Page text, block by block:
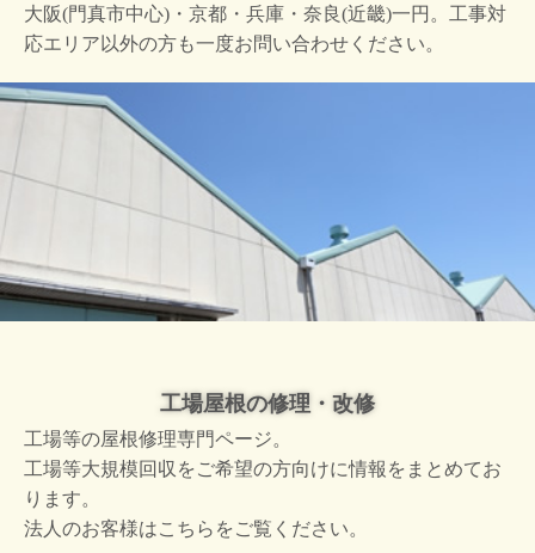
大阪(門真市中心)・京都・兵庫・奈良(近畿)一円。工事対
応エリア以外の方も一度お問い合わせください。
工場屋根の修理・改修
工場等の屋根修理専門ページ。
工場等大規模回収をご希望の方向けに情報をまとめてお
ります。
法人のお客様はこちらをご覧ください。